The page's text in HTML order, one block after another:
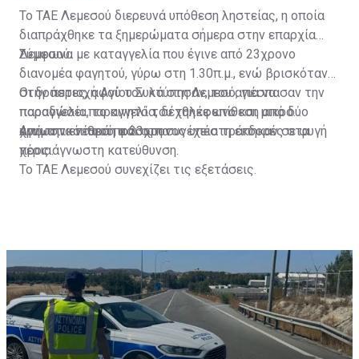
Το ΤΑΕ Λεμεσού διερευνά υπόθεση ληστείας, η οποία
διαπράχθηκε τα ξημερώματα σήμερα στην επαρχία
Λεμεσού.
Σύμφωνα με καταγγελία που έγινε από 23χρονο
διανομέα φαγητού, γύρω στη 1.30π.μ., ενώ βρισκόταν
στην περιοχή Αγίου Συλά στη Λεμεσό, για να
παραδώσει παραγγελία, δέχθηκε επίθεση από δύο
άγνωστα νεαρά πρόσωπα.
Οι δράστες, αφού τον κτύπησαν, του απέσπασαν την
παραγγελία, το κινητό του τηλέφωνο και μικρό
χρηματικό ποσό, και στη συνέχεια τράπηκαν σε φυγή
προς άγνωστη κατεύθυνση.
Από την επίθεση ο 23χρονος υπέστη εκδορές στα
χέρια.
Το ΤΑΕ Λεμεσού συνεχίζει τις εξετάσεις.